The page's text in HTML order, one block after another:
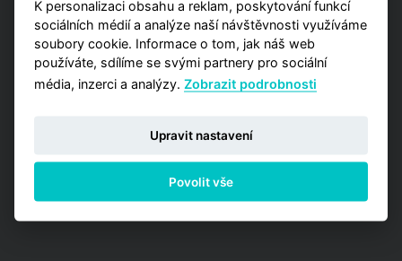
K personalizaci obsahu a reklam, poskytování funkcí
sociálních médií a analýze naší návštěvnosti využíváme
soubory cookie. Informace o tom, jak náš web
používáte, sdílíme se svými partnery pro sociální
média, inzerci a analýzy.Zobrazit podrobnosti
Upravit nastavení
Povolit vše